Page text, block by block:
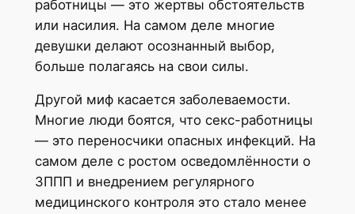
работницы — это жертвы обстоятельств
или насилия. На самом деле многие
девушки делают осознанный выбор,
больше полагаясь на свои силы.
Другой миф касается заболеваемости.
Многие люди боятся, что секс-работницы
— это переносчики опасных инфекций. На
самом деле с ростом осведомлённости о
ЗППП и внедрением регулярного
медицинского контроля это стало менее